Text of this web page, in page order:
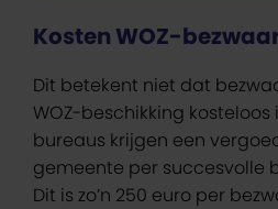
Kosten WOZ-
Dit betekent niet dat
WOZ-beschikking kosteloos
bureaus krijgen een
gemeente per succesvolle
Dit is zo’n 250 euro per